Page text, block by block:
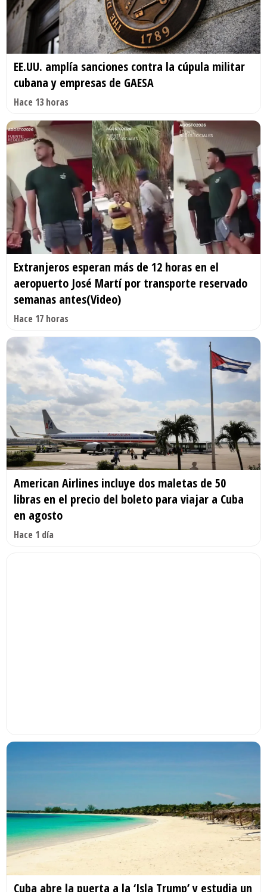
EE.UU. amplía sanciones contra la cúpula militar
cubana y empresas de GAESA
Hace 13 horas
Extranjeros esperan más de 12 horas en el
aeropuerto José Martí por transporte reservado
semanas antes(Video)
Hace 17 horas
American Airlines incluye dos maletas de 50
libras en el precio del boleto para viajar a Cuba
en agosto
Hace 1 día
Cuba abre la puerta a la ‘Isla Trump’ y estudia un